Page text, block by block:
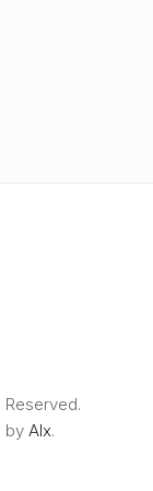
by Alx.